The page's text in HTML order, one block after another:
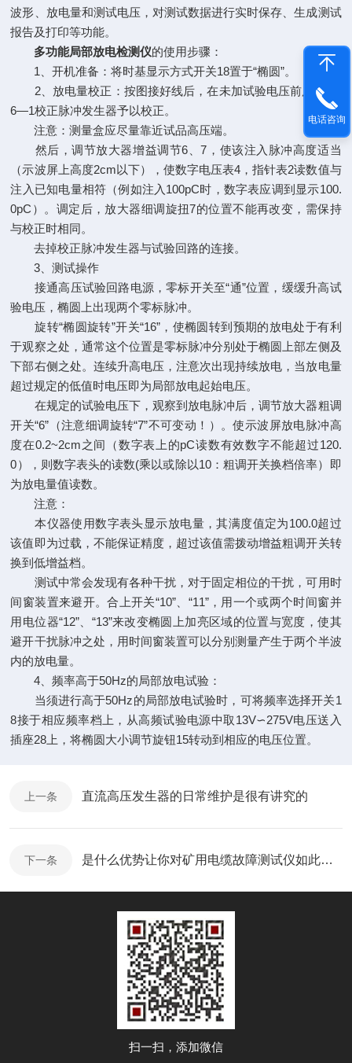
波形、放电量和测试电压，对测试数据进行实时保存、生成测试
报告及打印等功能。
多功能局部放电检测仪的使用步骤：
1、开机准备：将时基显示方式开关18置于“椭圆”。
2、放电量校正：按图接好线后，在未加试验电压前用KJF9
6—1校正脉冲发生器予以校正。
注意：测量盒应尽量靠近试品高压端。
然后，调节放大器增益调节6、7，使该注入脉冲高度适当
（示波屏上高度2cm以下），使数字电压表4，指针表2读数值与
注入已知电量相符（例如注入100pC时，数字表应调到显示100.
0pC）。调定后，放大器细调旋扭7的位置不能再改变，需保持
与校正时相同。
去掉校正脉冲发生器与试验回路的连接。
3、测试操作
接通高压试验回路电源，零标开关至“通”位置，缓缓升高试
验电压，椭圆上出现两个零标脉冲。
旋转“椭圆旋转”开关“16”，使椭圆转到预期的放电处于有利
于观察之处，通常这个位置是零标脉冲分别处于椭圆上部左侧及
下部右侧之处。连续升高电压，注意次出现持续放电，当放电量
超过规定的低值时电压即为局部放电起始电压。
在规定的试验电压下，观察到放电脉冲后，调节放大器粗调
开关“6”（注意细调旋转“7”不可变动！）。使示波屏放电脉冲高
度在0.2~2cm之间（数字表上的pC读数有效数字不能超过120.
0），则数字表头的读数(乘以或除以10：粗调开关换档倍率）即
为放电量值读数。
注意：
本仪器使用数字表头显示放电量，其满度值定为100.0超过
该值即为过载，不能保证精度，超过该值需拨动增益粗调开关转
换到低增益档。
测试中常会发现有各种干扰，对于固定相位的干扰，可用时
间窗装置来避开。合上开关“10”、“11”，用一个或两个时间窗并
用电位器“12”、“13”来改变椭圆上加亮区域的位置与宽度，使其
避开干扰脉冲之处，用时间窗装置可以分别测量产生于两个半波
内的放电量。
4、频率高于50Hz的局部放电试验：
当须进行高于50Hz的局部放电试验时，可将频率选择开关1
8接于相应频率档上，从高频试验电源中取13V∽275V电压送入
插座28上，将椭圆大小调节旋钮15转动到相应的电压位置。
上一条 直流高压发生器的日常维护是很有讲究的
下一条 是什么优势让你对矿用电缆故障测试仪如此看好
扫一扫，添加微信
电话咨询